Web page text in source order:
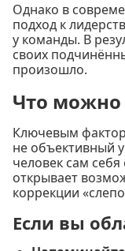
Однако в
подход к
у команды. В
своих
произошло.
Что можно
Ключевым
не объективный
человек сам
открывает
коррекции
Если вы